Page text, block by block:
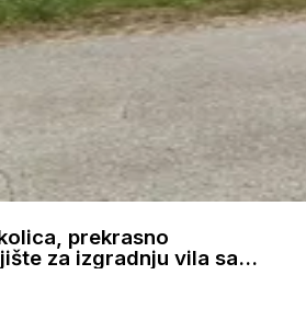
prekrasno
za izgradnju vila sa